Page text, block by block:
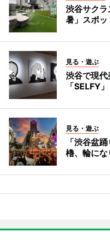
渋谷サク
暑」スポッ
見る・遊ぶ
渋谷で現
「SELFY
見る・遊ぶ
「渋谷盆
櫓、輪にな